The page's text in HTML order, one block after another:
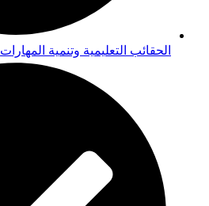
الحقائب التعليمية وتنمية المهارات